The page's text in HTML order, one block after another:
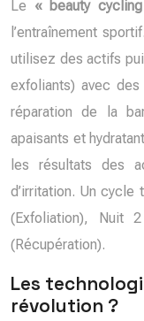
Le « beauty
l’entraînement
utilisez des actifs
exfoliants) avec
réparation de la
apaisants et
les résultats des
d’irritation. Un cycle
(Exfoliation), Nuit
(Récupération).
Les
révolution ?